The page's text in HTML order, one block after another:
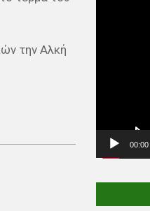
την Αλκή
00:00